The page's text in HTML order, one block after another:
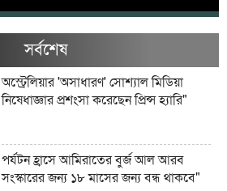
সর্বশেষ
অস্ট্রেলিয়ার 'অসাধারণ' সোশ্যাল মিডিয়া
নিষেধাজ্ঞার প্রশংসা করেছেন প্রিন্স হ্যারি"
পর্যটন হ্রাসে আমিরাতের বুর্জ আল আরব
সংস্কারের জন্য ১৮ মাসের জন্য বন্ধ থাকবে"